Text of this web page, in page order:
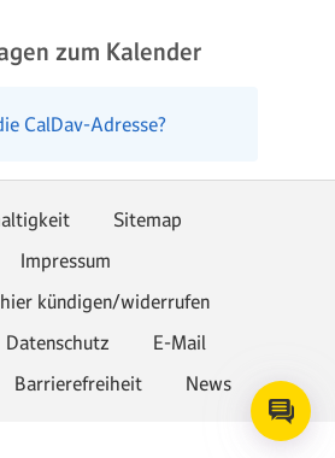
zum Kalender
CalDav-Adresse?
Sitemap
Impressum
kündigen/widerrufen
Datenschutz
E-Mail
Barrierefreiheit News